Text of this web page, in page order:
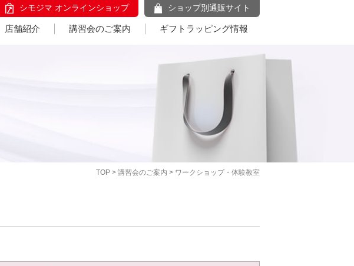
シモジマ オンラインショップ ショップ別通販サイト
店舗紹介 講習会のご案内 ギフトラッピング情報
TOP > 講習会のご案内 > ワークショップ・体験教室